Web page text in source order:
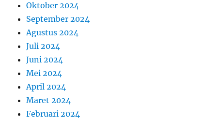
Oktober 2024
September 2024
Agustus 2024
Juli 2024
Juni 2024
Mei 2024
April 2024
Maret 2024
Februari 2024